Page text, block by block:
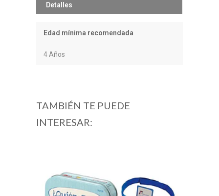
Detalles
Edad mínima recomendada
4 Años
TAMBIÉN TE PUEDE
INTERESAR: